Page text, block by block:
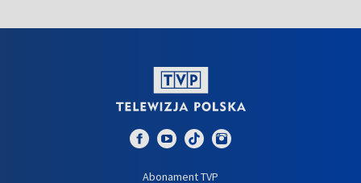
Abonament TVP